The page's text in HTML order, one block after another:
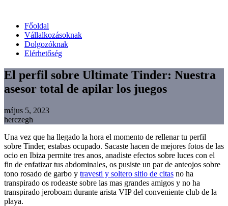
Főoldal
Vállalkozásoknak
Dolgozóknak
Elérhetőség
El perfil sobre Ultimate Tinder: Nuestra
asesor total de apilar los juegos
május 5, 2023
herczegh
Una vez que ha llegado la hora el momento de rellenar tu perfil
sobre Tinder, estabas ocupado. Sacaste hacen de mejores fotos de las
ocio en Ibiza permite tres anos, anadiste efectos sobre luces con el
fin de enfatizar tus abdominales, os pusiste un par de anteojos sobre
tono rosado de garbo y travesti y soltero sitio de citas no ha
transpirado os rodeaste sobre las mas grandes amigos y no ha
transpirado jeroboam durante arista VIP del conveniente club de la
playa.